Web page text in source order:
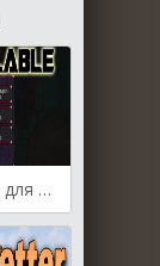
RpgSkillable для Майнкрафт 1.19.2